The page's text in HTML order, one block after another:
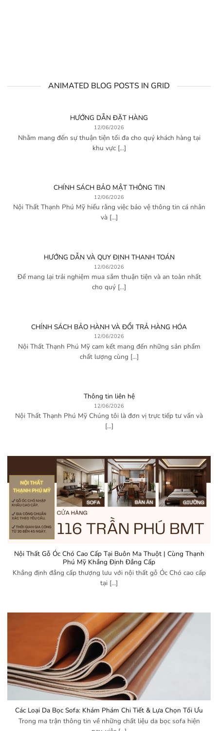
ANIMATED BLOG POSTS IN GRID
HƯỚNG DẪN ĐẶT HÀNG
12/06/2026
Nhằm mang đến sự thuận tiện tối đa cho quý khách hàng tại
khu vực [...]
CHÍNH SÁCH BẢO MẬT THÔNG TIN
12/06/2026
Nội Thất Thạnh Phú Mỹ hiểu rằng việc bảo vệ thông tin cá nhân
và [...]
HƯỚNG DẪN VÀ QUY ĐỊNH THANH TOÁN
12/06/2026
Để mang lại trải nghiệm mua sắm thuận tiện và an toàn nhất
cho quý [...]
CHÍNH SÁCH BẢO HÀNH VÀ ĐỔI TRẢ HÀNG HÓA
12/06/2026
Nội Thất Thạnh Phú Mỹ cam kết mang đến những sản phẩm
chất lượng cùng [...]
Thông tin liên hệ
12/06/2026
Nội Thất Thạnh Phú Mỹ Chúng tôi là đơn vị trực tiếp tư vấn và
[...]
Nội Thất Gỗ Óc Chó Cao Cấp Tại Buôn Ma Thuột | Cùng Thạnh
Phú Mỹ Khẳng Định Đẳng Cấp
Khẳng định đẳng cấp thượng lưu với nội thất gỗ Óc Chó cao cấp
tại [...]
Các Loại Da Bọc Sofa: Khám Phám Chi Tiết & Lựa Chọn Tối Ưu
Trong ma trận thông tin về những chất liệu da bọc sofa hiện